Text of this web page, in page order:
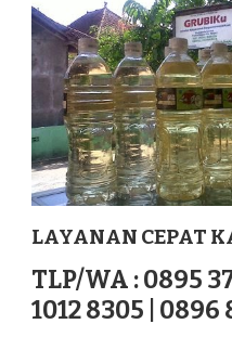
LAYANAN CEPAT
TLP/WA : 0895
1012 8305 | 0896